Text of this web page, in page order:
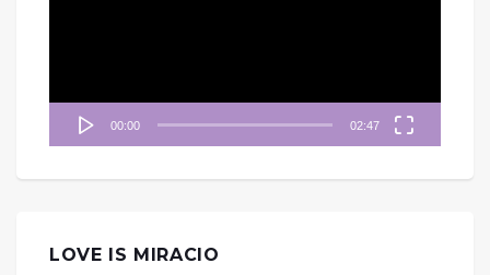
00:00 02:47
LOVE IS MIRACIO